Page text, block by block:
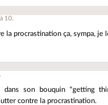
10.
la procrastination ça, sympa, je
.
son bouquin "getting
contre la procrastination.